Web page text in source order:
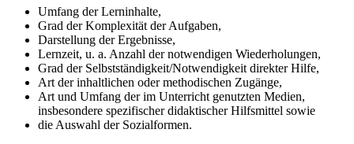
Umfang der Lerninhalte,
Grad der Komplexität der Aufgaben,
Darstellung der Ergebnisse,
Lernzeit, u. a. Anzahl der notwendigen Wiederholungen,
Grad der Selbstständigkeit/Notwendigkeit direkter Hilfe,
Art der inhaltlichen oder methodischen Zugänge,
Art und Umfang der im Unterricht genutzten Medien,
insbesondere spezifischer didaktischer Hilfsmittel sowie
die Auswahl der Sozialformen.